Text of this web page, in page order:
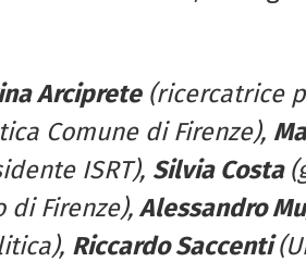
Arciprete(ricercatrice
Comune di Firenze),
ISRT), Silvia Costa
di Firenze), Alessandro
Riccardo Saccenti